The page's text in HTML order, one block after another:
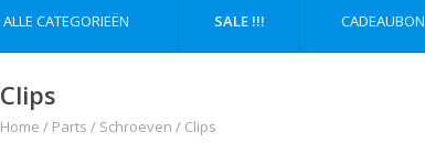
ALLE CATEGORIEËN SALE !!! CADEAUBON
Clips
Home / Parts / Schroeven / Clips